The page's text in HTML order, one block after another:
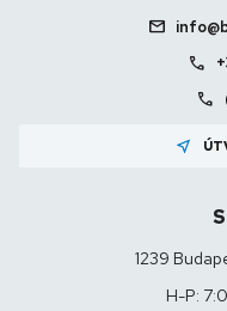
mail
call
call
near_me
1239
H-P: